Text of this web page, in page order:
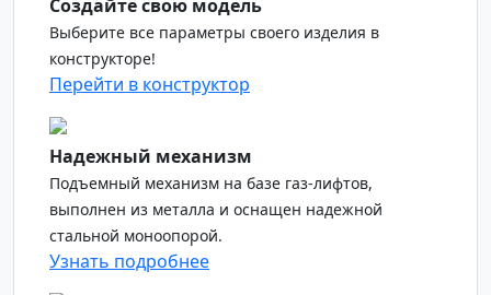
Создайте свою модель
Выберите все параметры своего изделия в
конструкторе!
Перейти в конструктор
Надежный механизм
Подъемный механизм на базе газ-лифтов,
выполнен из металла и оснащен надежной
стальной моноопорой.
Узнать подробнее